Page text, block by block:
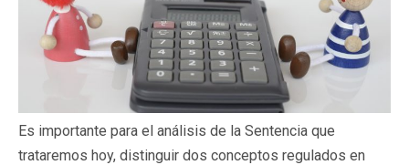
Es importante para el análisis de la Sentencia que
trataremos hoy, distinguir dos conceptos regulados en